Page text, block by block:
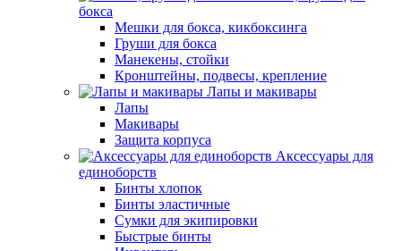
бокса
Мешки для бокса, кикбоксинга
Груши для бокса
Манекены, стойки
Кронштейны, подвесы, крепление
Лапы и макивары
Лапы
Макивары
Защита корпуса
Аксессуары для
единоборств
Бинты хлопок
Бинты эластичные
Сумки для экипировки
Быстрые бинты